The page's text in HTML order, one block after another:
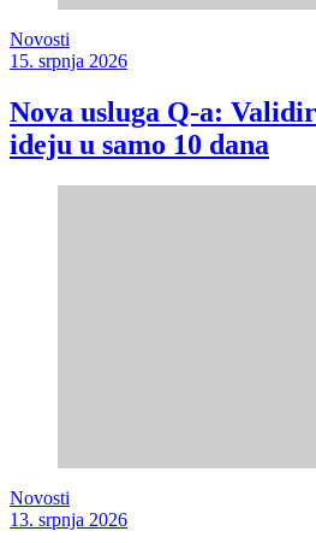
Novosti
15. srpnja 2026
Nova usluga Q-a:
ideju u samo 10 dana
Novosti
13. srpnja 2026